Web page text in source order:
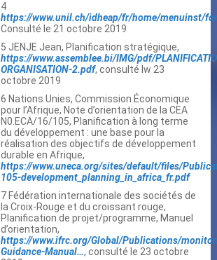
4
https://www.unil.ch/idheap/fr/home/menuinst/
Consulté le 21 octobre 2019
5 JENJE Jean, Planification stratégique,
https://www.assemblee.bi/IMG/pdf/
ORGANISATION-2.pdf, consulté lw 23
octobre 2019
6 Nations Unies, Commission Économique
pour l’Afrique, Note d’orientation de la CEA
N0.ECA/16/105, Planification à long terme
du développement : une base pour la
réalisation des objectifs de développement
durable en Afrique,
https://www.uneca.org/sites/default/files/
105-development_planning_in_africa_fr.pdf
7 Fédération internationale des sociétés de
la Croix-Rouge et du croissant rouge,
Planification de projet/programme, Manuel
d’orientation,
https://www.ifrc.org/Global/Publications/
Guidance-Manual…, consulté le 23 octobre